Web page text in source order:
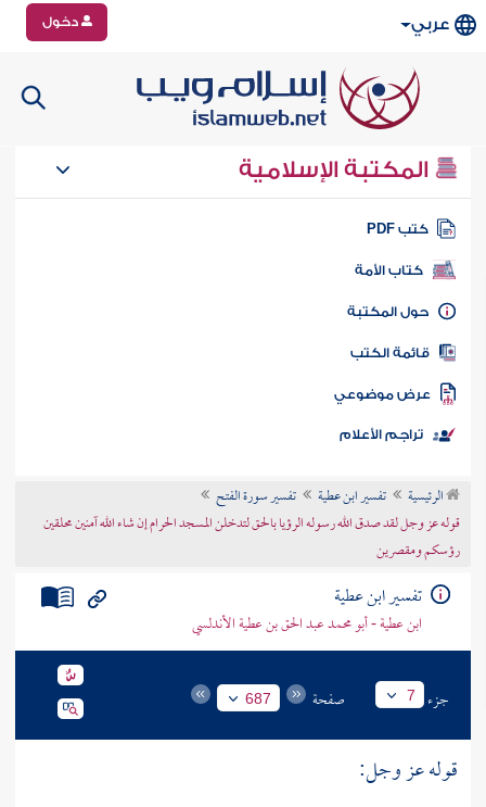
عربي دخول
المكتبة الإسلامية
كتب PDF
كتاب الأمة
المكتبة
الكتب
موضوعي
تراجم الأعلام
الرئيسية تفسير ابن عطية
تفسير سورة الفتح
قوله عز وجل لقد صدق الله رسوله الرؤيا بالحق لتدخلن المسجد الحرام إن شاء الله آمنين محلقين
رؤسكم ومقصرين
تفسير ابن عطية
ابن عطية - أبو محمد عبد الحق بن عطية الأندلسي
جزء 7 صفحة 687
قوله عز وجل: